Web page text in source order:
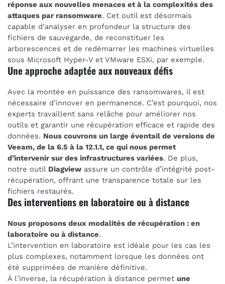
réponse aux nouvelles menaces et à la complexités des
attaques par ransomware. Cet outil est désormais
capable d’analyser en profondeur la structure des
fichiers de sauvegarde, de reconstituer les
arborescences et de redémarrer les machines virtuelles
sous Microsoft Hyper-V et VMware ESXi, par exemple.
Une approche adaptée aux nouveaux défis
Avec la montée en puissance des ransomwares, il est
nécessaire d’innover en permanence. C’est pourquoi, nos
experts travaillent sans relâche pour améliorer nos
outils et garantir une récupération efficace et rapide des
données. Nous couvrons un large éventail de versions de
Veeam, de la 6.5 à la 12.1.1, ce qui nous permet
d’intervenir sur des infrastructures variées. De plus,
notre outil Diagview assure un contrôle d’intégrité post-
récupération, offrant une transparence totale sur les
fichiers restaurés.
Des interventions en laboratoire ou à distance
Nous proposons deux modalités de récupération : en
laboratoire ou à distance.
L’intervention en laboratoire est idéale pour les cas les
plus complexes, notamment lorsque les données ont
été supprimées de manière définitive.
À l’inverse, la récupération à distance permet une